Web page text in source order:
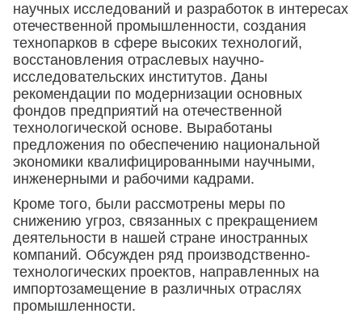
научных исследований и разработок в интересах
отечественной промышленности, создания
технопарков в сфере высоких технологий,
восстановления отраслевых научно-
исследовательских институтов. Даны
рекомендации по модернизации основных
фондов предприятий на отечественной
технологической основе. Выработаны
предложения по обеспечению национальной
экономики квалифицированными научными,
инженерными и рабочими кадрами.
Кроме того, были рассмотрены меры по
снижению угроз, связанных с прекращением
деятельности в нашей стране иностранных
компаний. Обсужден ряд производственно-
технологических проектов, направленных на
импортозамещение в различных отраслях
промышленности.